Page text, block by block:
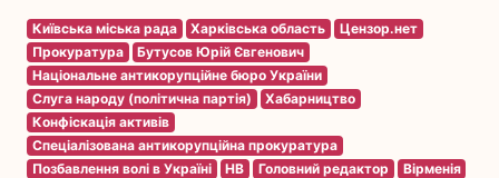
Київська міська рада Харківська область
Цензор.нет
Прокуратура
Бутусов Юрій Євгенович
Національне антикорупційне бюро України
Слуга народу (політична партія)
Хабарництво
Конфіскація активів
Спеціалізована антикорупційна прокуратура
Позбавлення волі в Україні
НВ Головний редактор Вірменія